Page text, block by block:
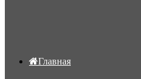
Главная